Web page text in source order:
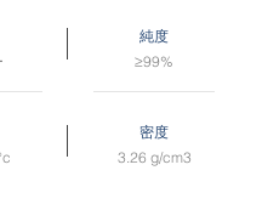
純度
≥99%
密度
3.26 g/cm3